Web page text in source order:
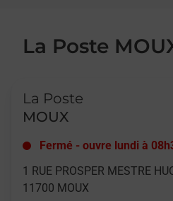
La Poste
La Poste
MOUX
Fermé - ouvre lundi à
1 RUE PROSPER MESTRE
11700 MOUX